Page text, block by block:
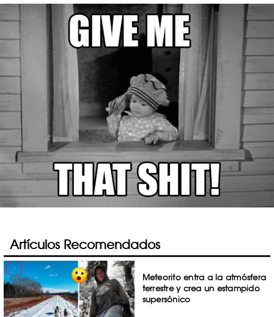
Artículos Recomendados
Meteorito entra a la atmósfera
terrestre y crea un estampido
supersónico